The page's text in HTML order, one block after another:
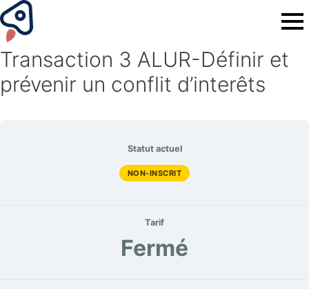
Transaction 3 ALUR-Définir et
prévenir un conflit d’interêts
Statut actuel
NON-INSCRIT
Tarif
Fermé